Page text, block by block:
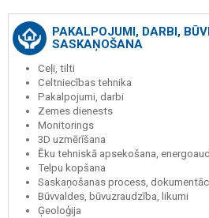
PAKALPOJUMI, DARBI,
SASKAŅOŠANA
Ceļi, tilti
Celtniecības tehnika
Pakalpojumi, darbi
Zemes dienests
Monitorings
3D uzmērīšana
Ēku tehniskā apsekošana,
Telpu kopšana
Saskaņošanas process,
Būvvaldes, būvuzraudzība, likumi
Ģeoloģija